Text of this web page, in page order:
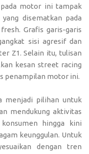
motor ini tampak
disematkan pada
Grafis garis-garis
sisi agresif dan
Z1. Selain itu, tulisan
kesan street racing
penampilan motor ini.
menjadi pilihan untuk
mendukung aktivitas
hingga kini
keunggulan. Untuk
dengan tren